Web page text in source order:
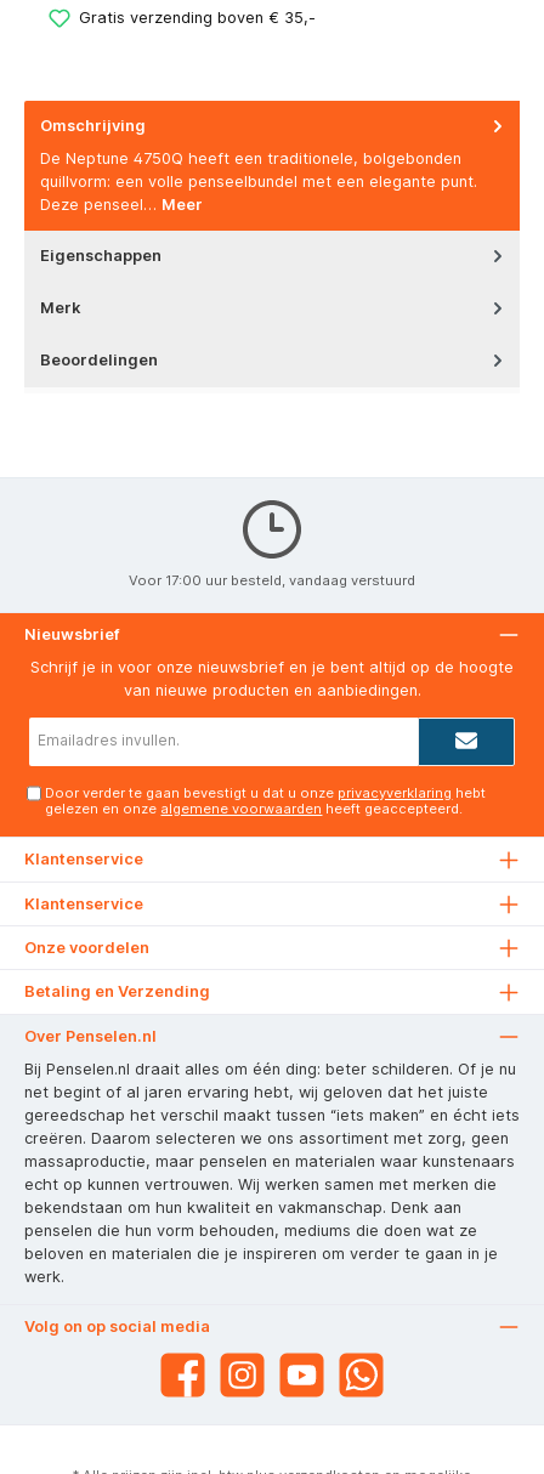
Gratis verzending boven € 35,-
Omschrijving
De Neptune 4750Q heeft een traditionele, bolgebonden
quillvorm: een volle penseelbundel met een elegante punt.
Deze penseel… Meer
Eigenschappen
Merk
Beoordelingen
Voor 17:00 uur besteld, vandaag verstuurd
Nieuwsbrief
Schrijf je in voor onze nieuwsbrief en je bent altijd op de hoogte
van nieuwe producten en aanbiedingen.
Door verder te gaan bevestigt u dat u onze privacyverklaring hebt
gelezen en onze algemene voorwaarden heeft geaccepteerd.
Klantenservice
Klantenservice
Onze voordelen
Betaling en Verzending
Over Penselen.nl
Bij Penselen.nl draait alles om één ding: beter schilderen. Of je nu
net begint of al jaren ervaring hebt, wij geloven dat het juiste
gereedschap het verschil maakt tussen “iets maken” en écht iets
creëren. Daarom selecteren we ons assortiment met zorg, geen
massaproductie, maar penselen en materialen waar kunstenaars
echt op kunnen vertrouwen. Wij werken samen met merken die
bekendstaan om hun kwaliteit en vakmanschap. Denk aan
penselen die hun vorm behouden, mediums die doen wat ze
beloven en materialen die je inspireren om verder te gaan in je
werk.
Volg on op social media